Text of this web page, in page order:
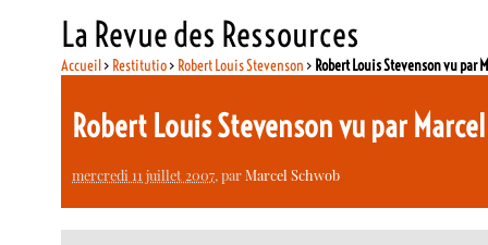
La Revue des Ressources
Accueil> Restitutio> Robert Louis Stevenson > Robert Louis Stevenson vu par
Robert Louis Stevenson vu par
mercredi 11 juillet 2007, parMarcel Schwob